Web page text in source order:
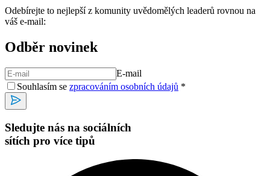
Odebírejte to nejlepší z komunity uvědomělých leaderů rovnou na
váš e-mail:
Odběr novinek
E-mail
Souhlasím se zpracováním osobních údajů *
Sledujte nás na sociálních
sítích pro více tipů